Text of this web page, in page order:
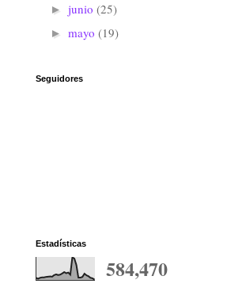
► junio (25)
► mayo (19)
Seguidores
Estadísticas
584,470